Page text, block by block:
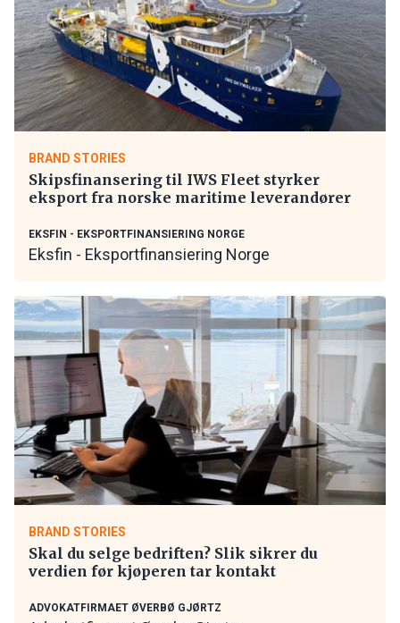
BRAND STORIES
Skipsfinansering til IWS Fleet styrker
eksport fra norske maritime leverandører
EKSFIN - EKSPORTFINANSIERING NORGE
Eksfin - Eksportfinansiering Norge
BRAND STORIES
Skal du selge bedriften? Slik sikrer du
verdien før kjøperen tar kontakt
ADVOKATFIRMAET ØVERBØ GJØRTZ